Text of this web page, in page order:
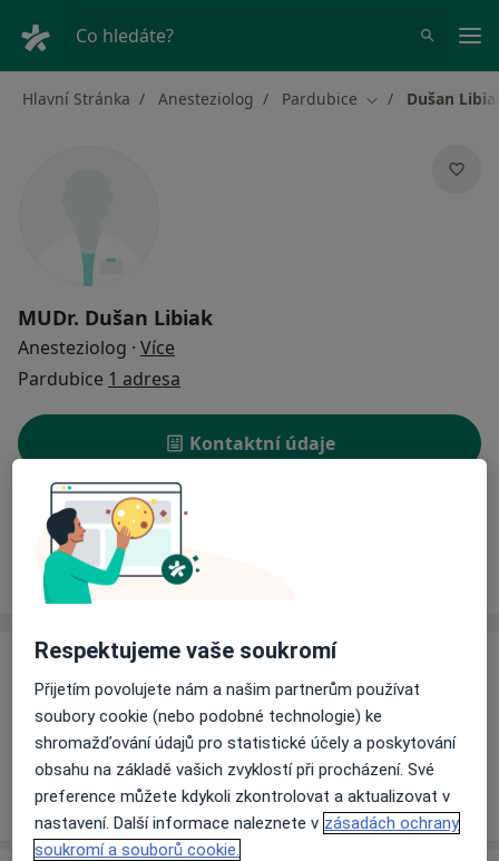
Co hledáte?
Hlavní Stránka Anesteziolog Pardubice Změna města
Dušan
MUDr. Dušan Libiak
Anesteziolog · Více
Pardubice 1 adresa
Kontaktní údaje
Rezervovat termín
Ceník Adresy
Ceník
Informace o službách a cenách nejsou k dispozici
Tento specialista ještě nepřidával žádné informace o
svých službách.
Respektujeme vaše soukromí
Přijetím povolujete nám a našim partnerům používat
soubory cookie (nebo podobné technologie) ke
shromažďování údajů pro statistické účely a poskytování
obsahu na základě vašich zvyklostí při procházení. Své
preference můžete kdykoli zkontrolovat a aktualizovat v
nastavení. Další informace naleznete v zásadách ochrany
soukromí a souborů cookie.